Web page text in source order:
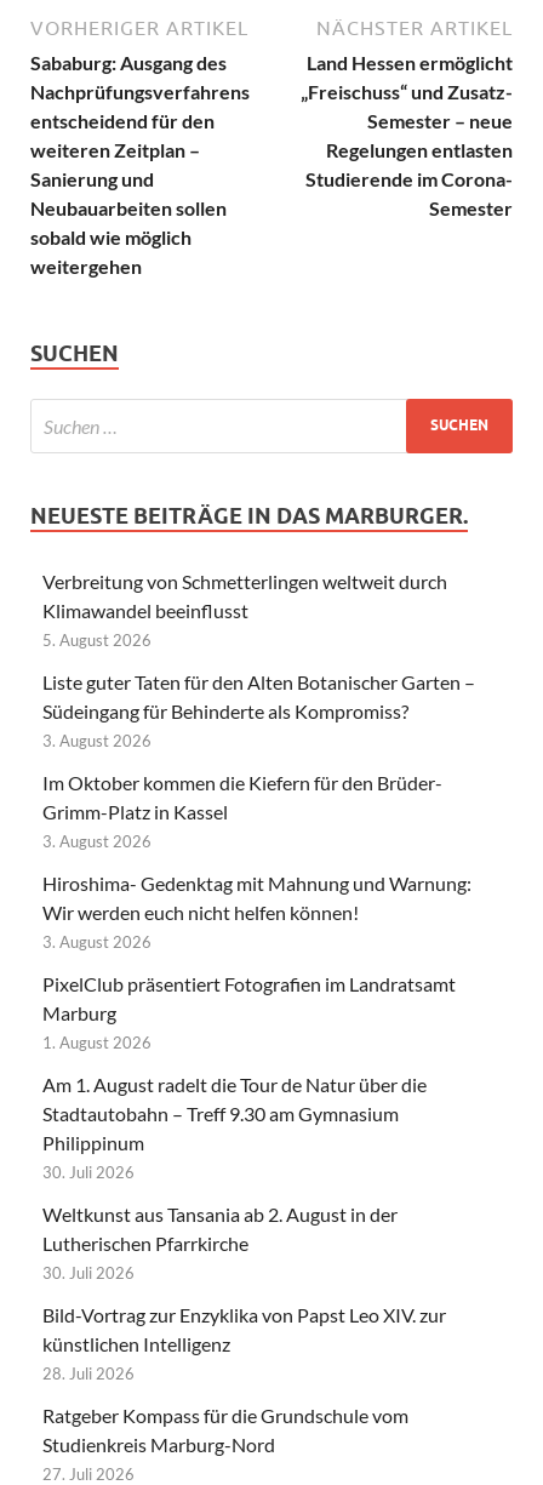
VORHERIGER ARTIKEL
Sababurg: Ausgang des
Nachprüfungsverfahrens
entscheidend für den
weiteren Zeitplan –
Sanierung und
Neubauarbeiten sollen
sobald wie möglich
weitergehen
NÄCHSTER ARTIKEL
Land Hessen ermöglicht
„Freischuss“ und Zusatz-
Semester – neue
Regelungen entlasten
Studierende im Corona-
Semester
SUCHEN
NEUESTE BEITRÄGE IN DAS MARBURGER.
Verbreitung von Schmetterlingen weltweit durch
Klimawandel beeinflusst
5. August 2026
Liste guter Taten für den Alten Botanischer Garten –
Südeingang für Behinderte als Kompromiss?
3. August 2026
Im Oktober kommen die Kiefern für den Brüder-
Grimm-Platz in Kassel
3. August 2026
Hiroshima- Gedenktag mit Mahnung und Warnung:
Wir werden euch nicht helfen können!
3. August 2026
PixelClub präsentiert Fotografien im Landratsamt
Marburg
1. August 2026
Am 1. August radelt die Tour de Natur über die
Stadtautobahn – Treff 9.30 am Gymnasium
Philippinum
30. Juli 2026
Weltkunst aus Tansania ab 2. August in der
Lutherischen Pfarrkirche
30. Juli 2026
Bild-Vortrag zur Enzyklika von Papst Leo XIV. zur
künstlichen Intelligenz
28. Juli 2026
Ratgeber Kompass für die Grundschule vom
Studienkreis Marburg-Nord
27. Juli 2026